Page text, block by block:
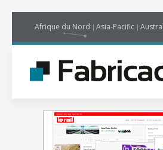
Afrique du Nord Asia-Pacific